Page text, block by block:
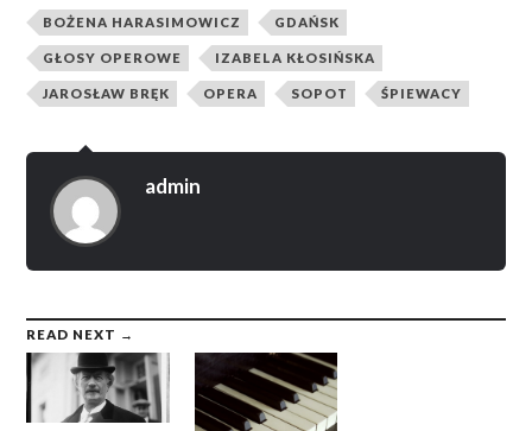
BOŻENA HARASIMOWICZ GDAŃSK
GŁOSY OPEROWE IZABELA KŁOSIŃSKA
JAROSŁAW BRĘK OPERA SOPOT ŚPIEWACY
admin
READ NEXT →